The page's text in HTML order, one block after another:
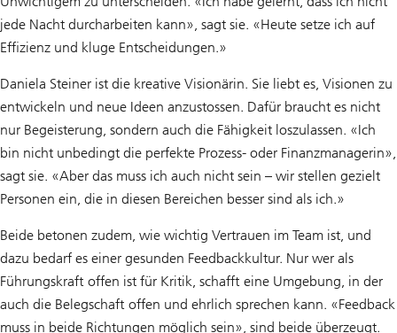
jede Nacht durcharbeiten kann», sagt sie. «Heute setze ich auf
Effizienz und kluge Entscheidungen.»
Daniela Steiner ist die kreative Visionärin. Sie liebt es, Visionen zu
entwickeln und neue Ideen anzustossen. Dafür braucht es nicht
nur Begeisterung, sondern auch die Fähigkeit loszulassen. «Ich
bin nicht unbedingt die perfekte Prozess- oder Finanzmanagerin»,
sagt sie. «Aber das muss ich auch nicht sein – wir stellen gezielt
Personen ein, die in diesen Bereichen besser sind als ich.»
Beide betonen zudem, wie wichtig Vertrauen im Team ist, und
dazu bedarf es einer gesunden Feedbackkultur. Nur wer als
Führungskraft offen ist für Kritik, schafft eine Umgebung, in der
auch die Belegschaft offen und ehrlich sprechen kann. «Feedback
muss in beide Richtungen möglich sein», sind beide überzeugt.